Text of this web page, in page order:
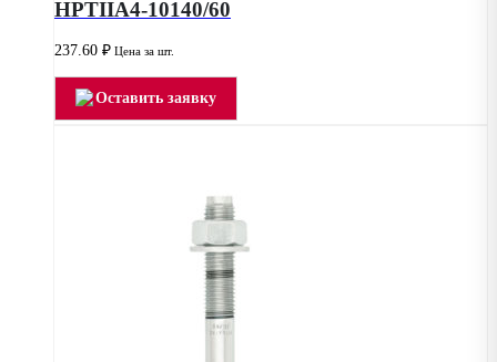
HPTIIA4-10140/60
237.60 ₽ Цена за шт.
Оставить заявку